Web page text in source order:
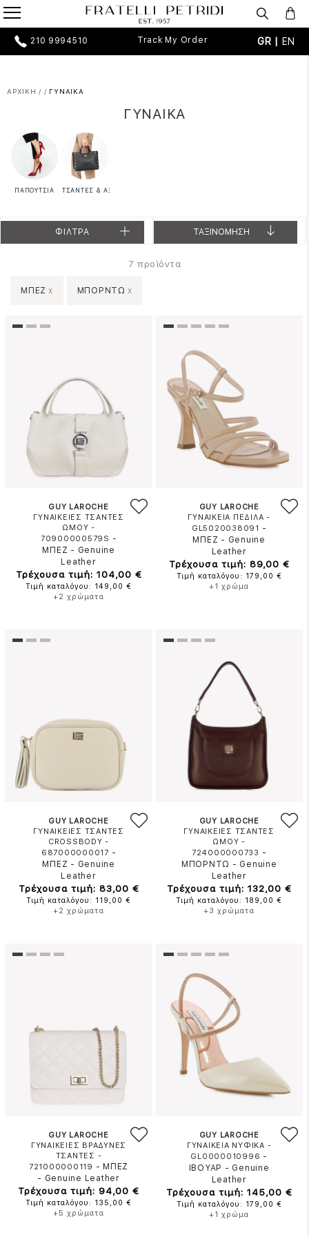
210 9994510 Track My Order GR | EN
ΑΡΧΙΚΗ / / ΓΥΝΑΙΚΑ
ΓΥΝΑΙΚΑ
ΠΑΠΟΥΤΣΙΑ ΤΣΑΝΤΕΣ & ΑΞΕΣΟΥΑΡ
ΦΙΛΤΡΑ ΤΑΞΙΝΟΜΗΣΗ
7 προϊόντα
ΜΠΕΖ x ΜΠΟΡΝΤΩ x
GUY LAROCHE
ΓΥΝΑΙΚΕΙΕΣ ΤΣΑΝΤΕΣ
ΩΜΟΥ -
70900000579S -
ΜΠΕΖ - Genuine
Leather
Τρέχουσα τιμή: 104,00 €
Τιμή καταλόγου: 149,00 €
+2 χρώματα
GUY LAROCHE
ΓΥΝΑΙΚΕΙΑ ΠΕΔΙΛΑ -
GL5020038091 -
ΜΠΕΖ - Genuine
Leather
Τρέχουσα τιμή: 89,00 €
Τιμή καταλόγου: 179,00 €
+1 χρώμα
GUY LAROCHE
ΓΥΝΑΙΚΕΙΕΣ ΤΣΑΝΤΕΣ
CROSSBODY -
687000000017 -
ΜΠΕΖ - Genuine
Leather
Τρέχουσα τιμή: 83,00 €
Τιμή καταλόγου: 119,00 €
+2 χρώματα
GUY LAROCHE
ΓΥΝΑΙΚΕΙΕΣ ΤΣΑΝΤΕΣ
ΩΜΟΥ -
724000000733 -
ΜΠΟΡΝΤΩ - Genuine
Leather
Τρέχουσα τιμή: 132,00 €
Τιμή καταλόγου: 189,00 €
+3 χρώματα
GUY LAROCHE
ΓΥΝΑΙΚΕΙΕΣ ΒΡΑΔΥΝΕΣ
ΤΣΑΝΤΕΣ -
721000000119 - ΜΠΕΖ
- Genuine Leather
Τρέχουσα τιμή: 94,00 €
Τιμή καταλόγου: 135,00 €
+5 χρώματα
GUY LAROCHE
ΓΥΝΑΙΚΕΙΑ ΝΥΦΙΚΑ -
GL0000010996 -
ΙΒΟΥΑΡ - Genuine
Leather
Τρέχουσα τιμή: 145,00 €
Τιμή καταλόγου: 179,00 €
+1 χρώμα